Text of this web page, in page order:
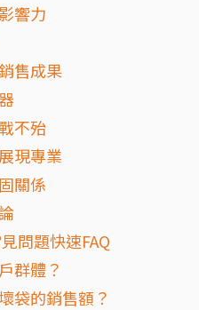
響力
售成果
不殆
現專業
關係
問題快速FAQ
群體？
袋的銷售額？